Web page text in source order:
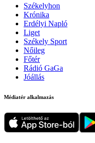
Székelyhon
Krónika
Erdélyi Napló
Liget
Székely Sport
Nőileg
Főtér
Rádió GaGa
Jóállás
Médiatér alkalmazás